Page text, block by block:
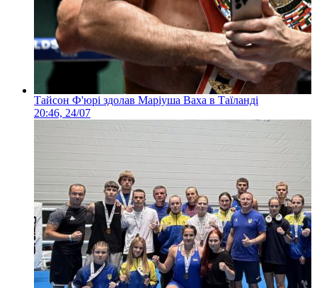
Тайсон Ф'юрі здолав Маріуша Ваха в Таїланді
20:46, 24/07